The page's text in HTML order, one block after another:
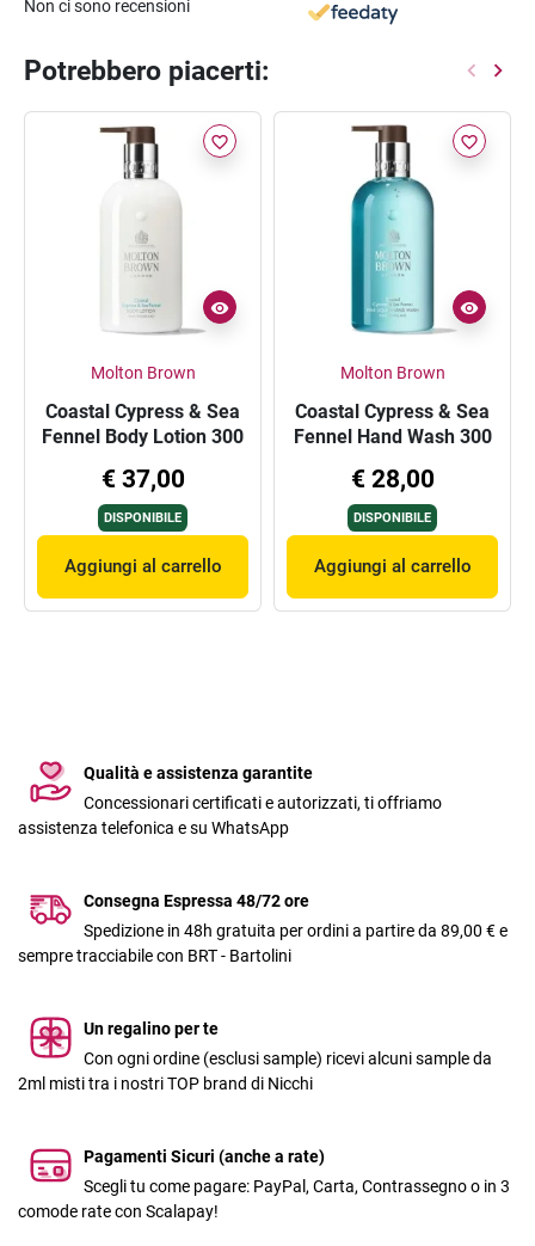
Non ci sono recensioni
Potrebbero piacerti:
favorite_border
Molton Brown
Coastal Cypress & Sea
Fennel Body Lotion 300
€ 37,00
DISPONIBILE
Aggiungi al carrello
favorite_border
Molton Brown
Coastal Cypress & Sea
Fennel Hand Wash 300
€ 28,00
DISPONIBILE
Aggiungi al carrello
Qualità e assistenza garantite
Concessionari certificati e autorizzati, ti offriamo
assistenza telefonica e su WhatsApp
Consegna Espressa 48/72 ore
Spedizione in 48h gratuita per ordini a partire da 89,00 € e
sempre tracciabile con BRT - Bartolini
Un regalino per te
Con ogni ordine (esclusi sample) ricevi alcuni sample da
2ml misti tra i nostri TOP brand di Nicchi
Pagamenti Sicuri (anche a rate)
Scegli tu come pagare: PayPal, Carta, Contrassegno o in 3
comode rate con Scalapay!